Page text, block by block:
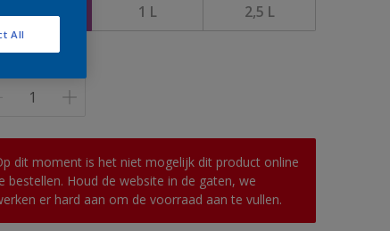
0,5 L 1 L 2,5 L
dit moment is het niet mogelijk dit product online
bestellen. Houd de website in de gaten, we
er hard aan om de voorraad aan te vullen.
All